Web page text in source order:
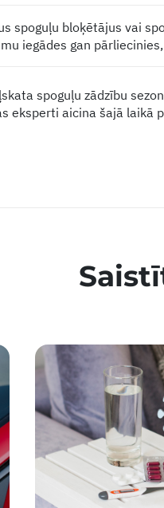
spoguļu bloķētājus vai
iegādes gan
spoguļu zādzību
eksperti aicina šajā laikā